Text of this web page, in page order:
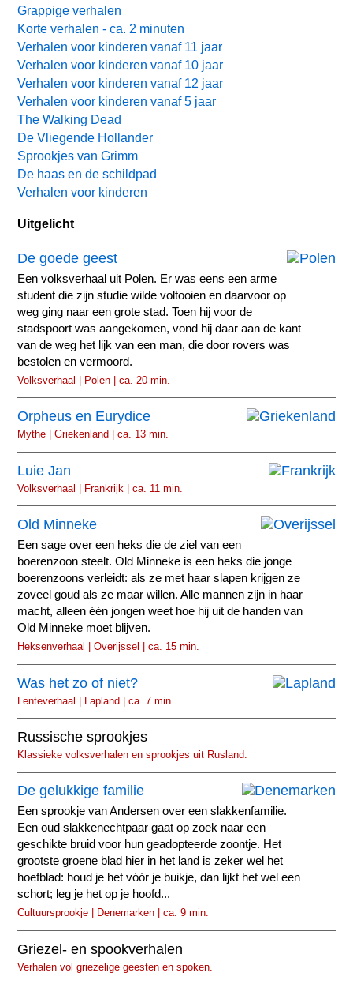
Grappige verhalen
Korte verhalen - ca. 2 minuten
Verhalen voor kinderen vanaf 11 jaar
Verhalen voor kinderen vanaf 10 jaar
Verhalen voor kinderen vanaf 12 jaar
Verhalen voor kinderen vanaf 5 jaar
The Walking Dead
De Vliegende Hollander
Sprookjes van Grimm
De haas en de schildpad
Verhalen voor kinderen
Uitgelicht
De goede geest
Een volksverhaal uit Polen. Er was eens een arme
student die zijn studie wilde voltooien en daarvoor op
weg ging naar een grote stad. Toen hij voor de
stadspoort was aangekomen, vond hij daar aan de kant
van de weg het lijk van een man, die door rovers was
bestolen en vermoord.
Volksverhaal | Polen | ca. 20 min.
Orpheus en Eurydice
Mythe | Griekenland | ca. 13 min.
Luie Jan
Volksverhaal | Frankrijk | ca. 11 min.
Old Minneke
Een sage over een heks die de ziel van een
boerenzoon steelt. Old Minneke is een heks die jonge
boerenzoons verleidt: als ze met haar slapen krijgen ze
zoveel goud als ze maar willen. Alle mannen zijn in haar
macht, alleen één jongen weet hoe hij uit de handen van
Old Minneke moet blijven.
Heksenverhaal | Overijssel | ca. 15 min.
Was het zo of niet?
Lenteverhaal | Lapland | ca. 7 min.
Russische sprookjes
Klassieke volksverhalen en sprookjes uit Rusland.
De gelukkige familie
Een sprookje van Andersen over een slakkenfamilie.
Een oud slakkenechtpaar gaat op zoek naar een
geschikte bruid voor hun geadopteerde zoontje. Het
grootste groene blad hier in het land is zeker wel het
hoefblad: houd je het vóór je buikje, dan lijkt het wel een
schort; leg je het op je hoofd...
Cultuursprookje | Denemarken | ca. 9 min.
Griezel- en spookverhalen
Verhalen vol griezelige geesten en spoken.